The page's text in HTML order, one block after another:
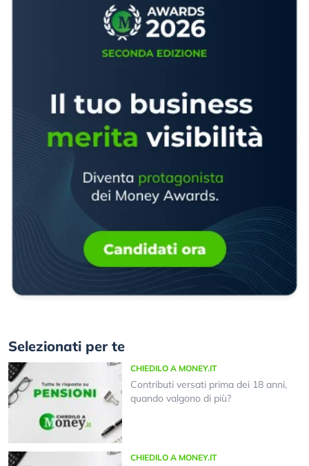
Selezionati per te
CHIEDILO A MONEY.IT
Contributi versati prima dei 18 anni,
quando valgono di più?
CHIEDILO A MONEY.IT